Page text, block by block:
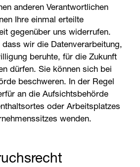
anderen Verantwortlichen
Ihre einmal erteilte
gegenüber uns widerrufen.
wir die Datenverarbeitung,
beruhte, für die Zukunft
dürfen. Sie können sich bei
beschweren. In der Regel
an die Aufsichtsbehörde
oder Arbeitsplatzes
wenden.